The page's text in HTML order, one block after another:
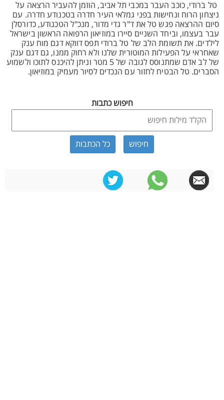
טל ברודי, כוכב העבר במכבי תל אביב, הוזמן להעביר הרצאה על
ניצחון הרוח ונחישות בפני גמלאי העיר חדרה בטכנודע חדרה. עם
סיום ההרצאה פגש טל את ד"ר גדי מדור, מנכ"ל הטכנודע, כדורסלן
עבר בעצמו, וביחד השניים סיירו במוזיאון הרפואה הראשון בישראל
לילדים. את תשומת הלב של טל ברודי תפס דווקא דגם מוח ענק
שאחראי על הפעילות המוטורית שלנו ולא רחוק ממנו, גם דגם ענק
של לב אדם שמתנוסס לגובה של 5 מטר וניתן להיכנס לתוכו ולשמוע
הסברים. טל הבטיח לחזור עם הנכדים לסיור מעמיק במוזיאון.
חיפוש כתבות
כל הכתבות